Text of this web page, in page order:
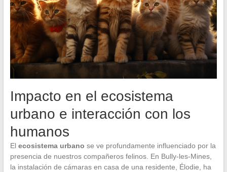
Impacto en el ecosistema
urbano e interacción con los
humanos
El ecosistema urbano se ve profundamente influenciado por la
presencia de nuestros compañeros felinos. En Bully-les-Mines,
la instalación de cámaras en casa de una residente, Élodie, ha